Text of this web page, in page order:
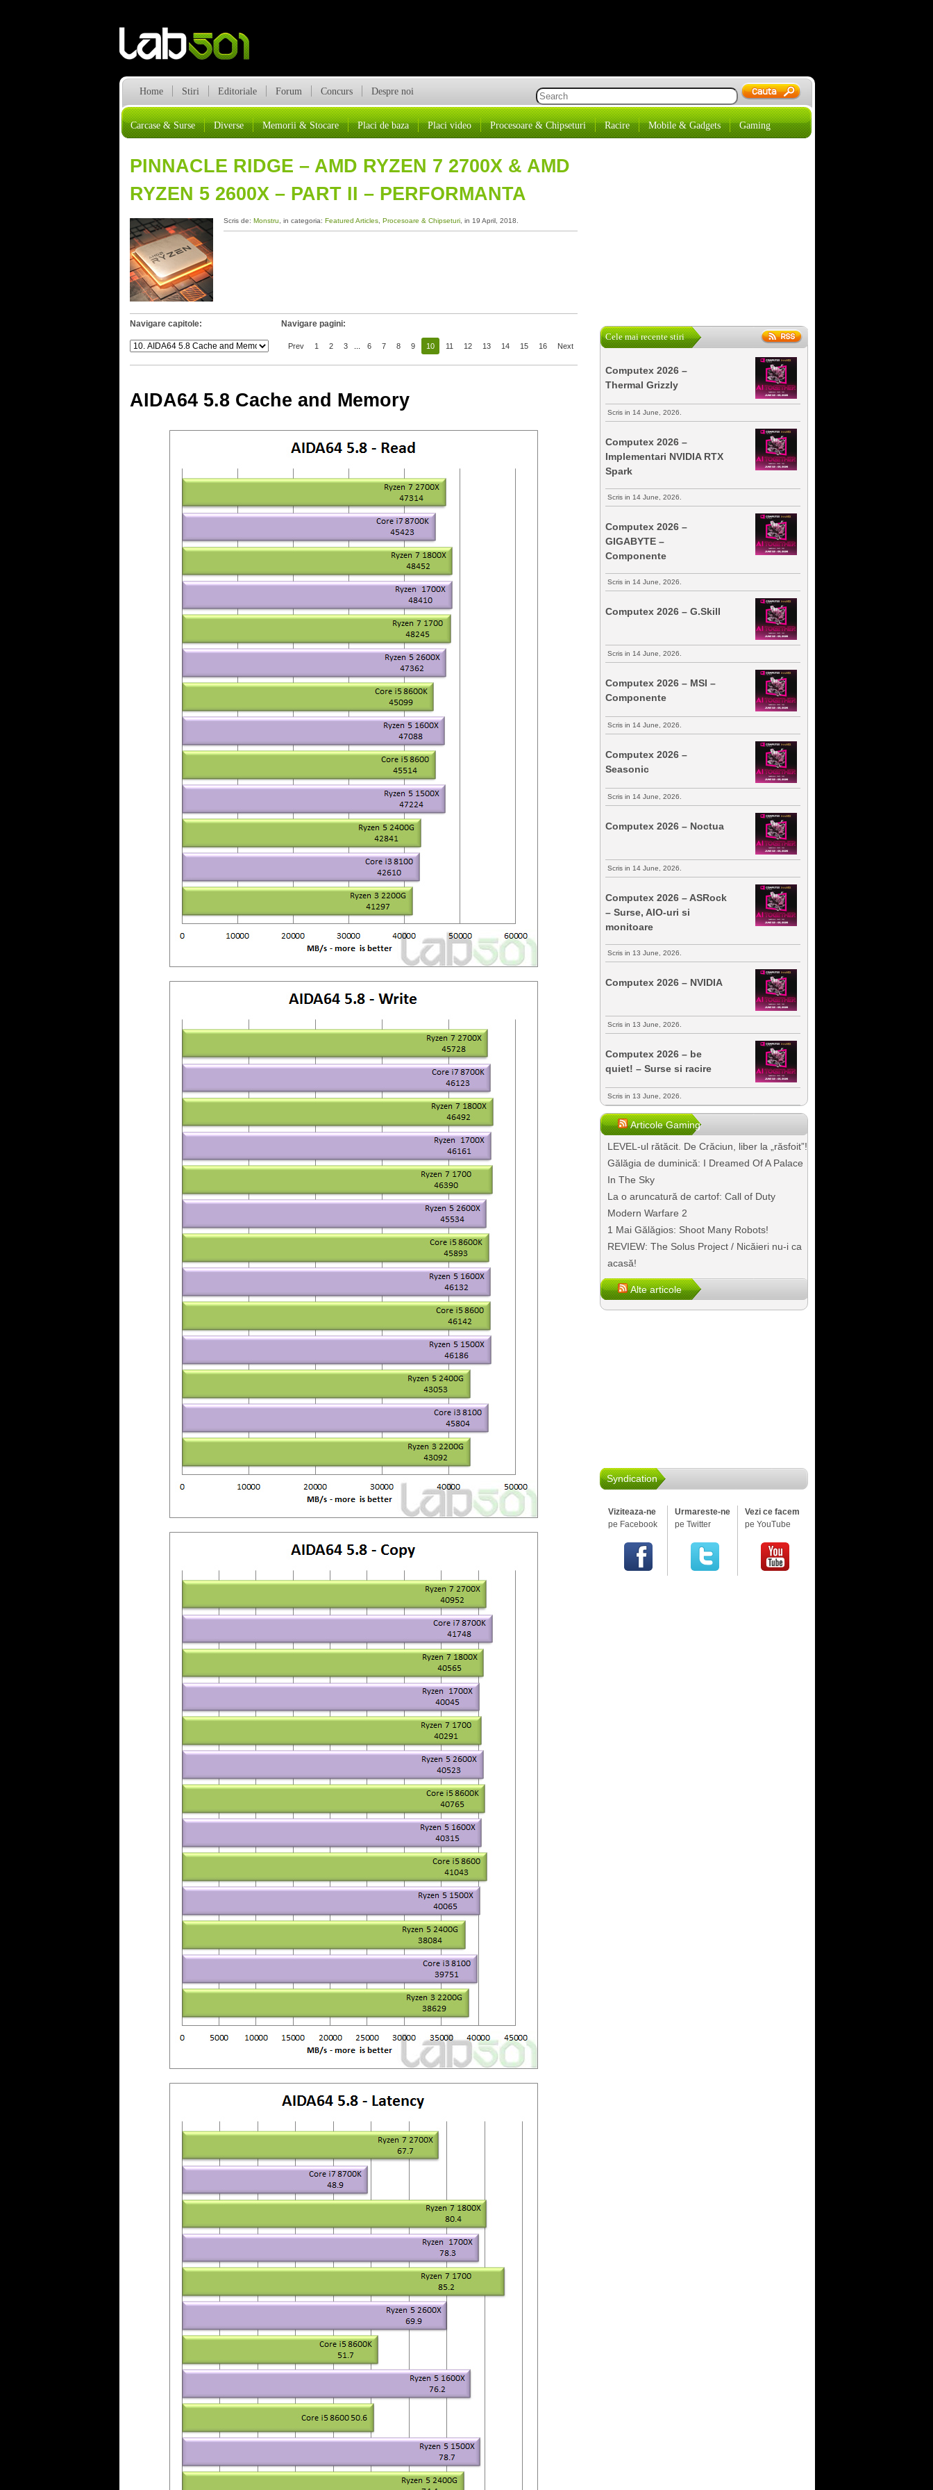
Home Stiri Editoriale Forum Concurs Despre noi
Carcase & Surse Diverse Memorii & Stocare Placi de baza Placi video Procesoare & Chipseturi Racire Mobile & Gadgets Gaming
PINNACLE RIDGE – AMD RYZEN 7 2700X & AMD
RYZEN 5 2600X – PART II – PERFORMANTA
Scris de: Monstru , in categoria: Featured Articles, Procesoare & Chipseturi, in 19 April, 2018.
Navigare capitole: Navigare pagini:
Prev 1 2 3 6 7 8 9 10 11 12 13 14 15 16 Next
AIDA64 5.8 Cache and Memory
Cele mai recente stiri
Computex 2026 –
Thermal Grizzly
Scris in 14 June, 2026.
Computex 2026 –
Implementari NVIDIA RTX
Spark
Scris in 14 June, 2026.
Computex 2026 –
GIGABYTE –
Componente
Scris in 14 June, 2026.
Computex 2026 – G.Skill
Scris in 14 June, 2026.
Computex 2026 – MSI –
Componente
Scris in 14 June, 2026.
Computex 2026 –
Seasonic
Scris in 14 June, 2026.
Computex 2026 – Noctua
Scris in 14 June, 2026.
Computex 2026 – ASRock
– Surse, AIO-uri si
monitoare
Scris in 13 June, 2026.
Computex 2026 – NVIDIA
Scris in 13 June, 2026.
Computex 2026 – be
quiet! – Surse si racire
Scris in 13 June, 2026.
Articole Gaming
LEVEL-ul rătăcit. De Crăciun, liber la „răsfoit”!
Gălăgia de duminică: I Dreamed Of A Palace
In The Sky
La o aruncatură de cartof: Call of Duty
Modern Warfare 2
1 Mai Gălăgios: Shoot Many Robots!
REVIEW: The Solus Project / Nicăieri nu-i ca
acasă!
Alte articole
Syndication
Viziteaza-ne
pe Facebook
Urmareste-ne
pe Twitter
Vezi ce facem
pe YouTube